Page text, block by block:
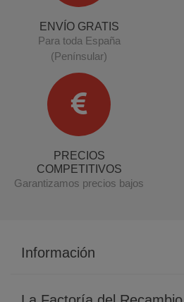
ENVÍO GRATIS
Para toda España
(Penínsular)
PRECIOS
COMPETITIVOS
Garantizamos precios bajos
Información